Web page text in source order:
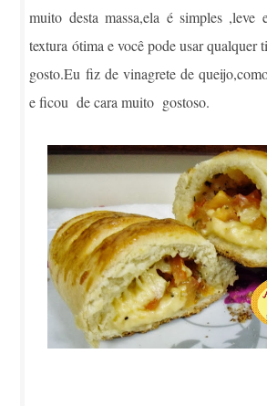
muito desta massa,ela é simples ,leve
textura ótima e você pode usar qualquer
gosto.Eu fiz de vinagrete de
e ficou de cara muito gostoso.